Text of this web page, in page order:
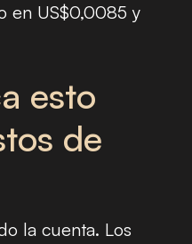
en US$0,0085 y
esto
de
la cuenta. Los